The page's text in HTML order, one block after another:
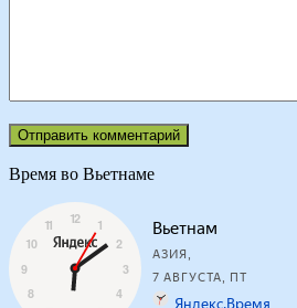
Время во Вьетнаме